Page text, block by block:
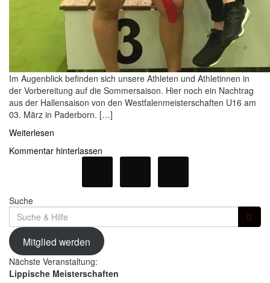
Im Augenblick befinden sich unsere Athleten und Athletinnen in
der Vorbereitung auf die Sommersaison. Hier noch ein Nachtrag
aus der Hallensaison von den Westfalenmeisterschaften U16 am
03. März in Paderborn. […]
Weiterlesen
Kommentar hinterlassen
Suche
Suche
für:
Mitglied werden
Nächste Veranstaltung:
Lippische Meisterschaften